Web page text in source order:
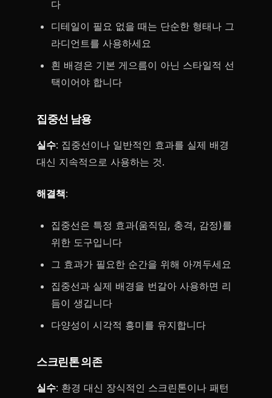
다
디테일이 필요 없을 때는 단순한 형태나 그
라디언트를 사용하세요
흰 배경은 기본 게으름이 아닌 스타일적 선
택이어야 합니다
집중선 남용
실수: 집중선이나 일반적인 효과를 실제 배경
대신 지속적으로 사용하는 것.
해결책:
집중선은 특정 효과(움직임, 충격, 감정)를
위한 도구입니다
그 효과가 필요한 순간을 위해 아껴두세요
집중선과 실제 배경을 번갈아 사용하면 리
듬이 생깁니다
다양성이 시각적 흥미를 유지합니다
스크린톤 의존
실수: 환경 대신 장식적인 스크린톤이나 패턴